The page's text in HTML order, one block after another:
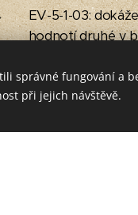
EV-5-1-03:
hodnotí druhé v
VV-3-1-03
vhodné prostředky
správné fungování a
při jejich návštěvě.